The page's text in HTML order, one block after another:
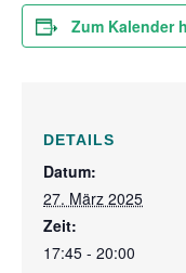
Zum Kalender
DETAILS
Datum:
27. März 2025
Zeit:
17:45 - 20:00